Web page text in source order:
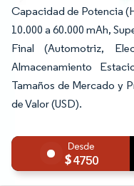
Capacidad de Potencia
10.000 a 60.000 mAh,
Final (Automotriz,
Almacenamiento
Tamaños de Mercado y
de Valor (USD).
4750